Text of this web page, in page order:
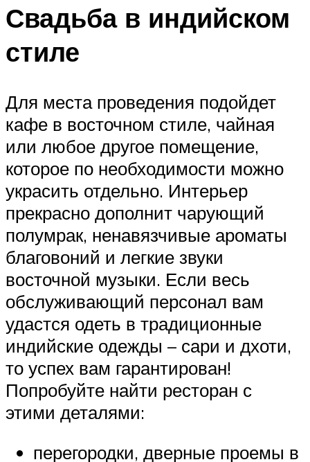
Свадьба в индийском
стиле
Для места проведения подойдет
кафе в восточном стиле, чайная
или любое другое помещение,
которое по необходимости можно
украсить отдельно. Интерьер
прекрасно дополнит чарующий
полумрак, ненавязчивые ароматы
благовоний и легкие звуки
восточной музыки. Если весь
обслуживающий персонал вам
удастся одеть в традиционные
индийские одежды – сари и дхоти,
то успех вам гарантирован!
Попробуйте найти ресторан с
этими деталями:
перегородки, дверные проемы в